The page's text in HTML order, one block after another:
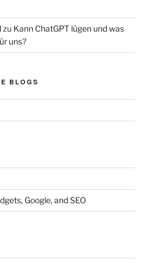
zu Kann ChatGPT lügen und was
uns?
BLOGS
Google, and SEO